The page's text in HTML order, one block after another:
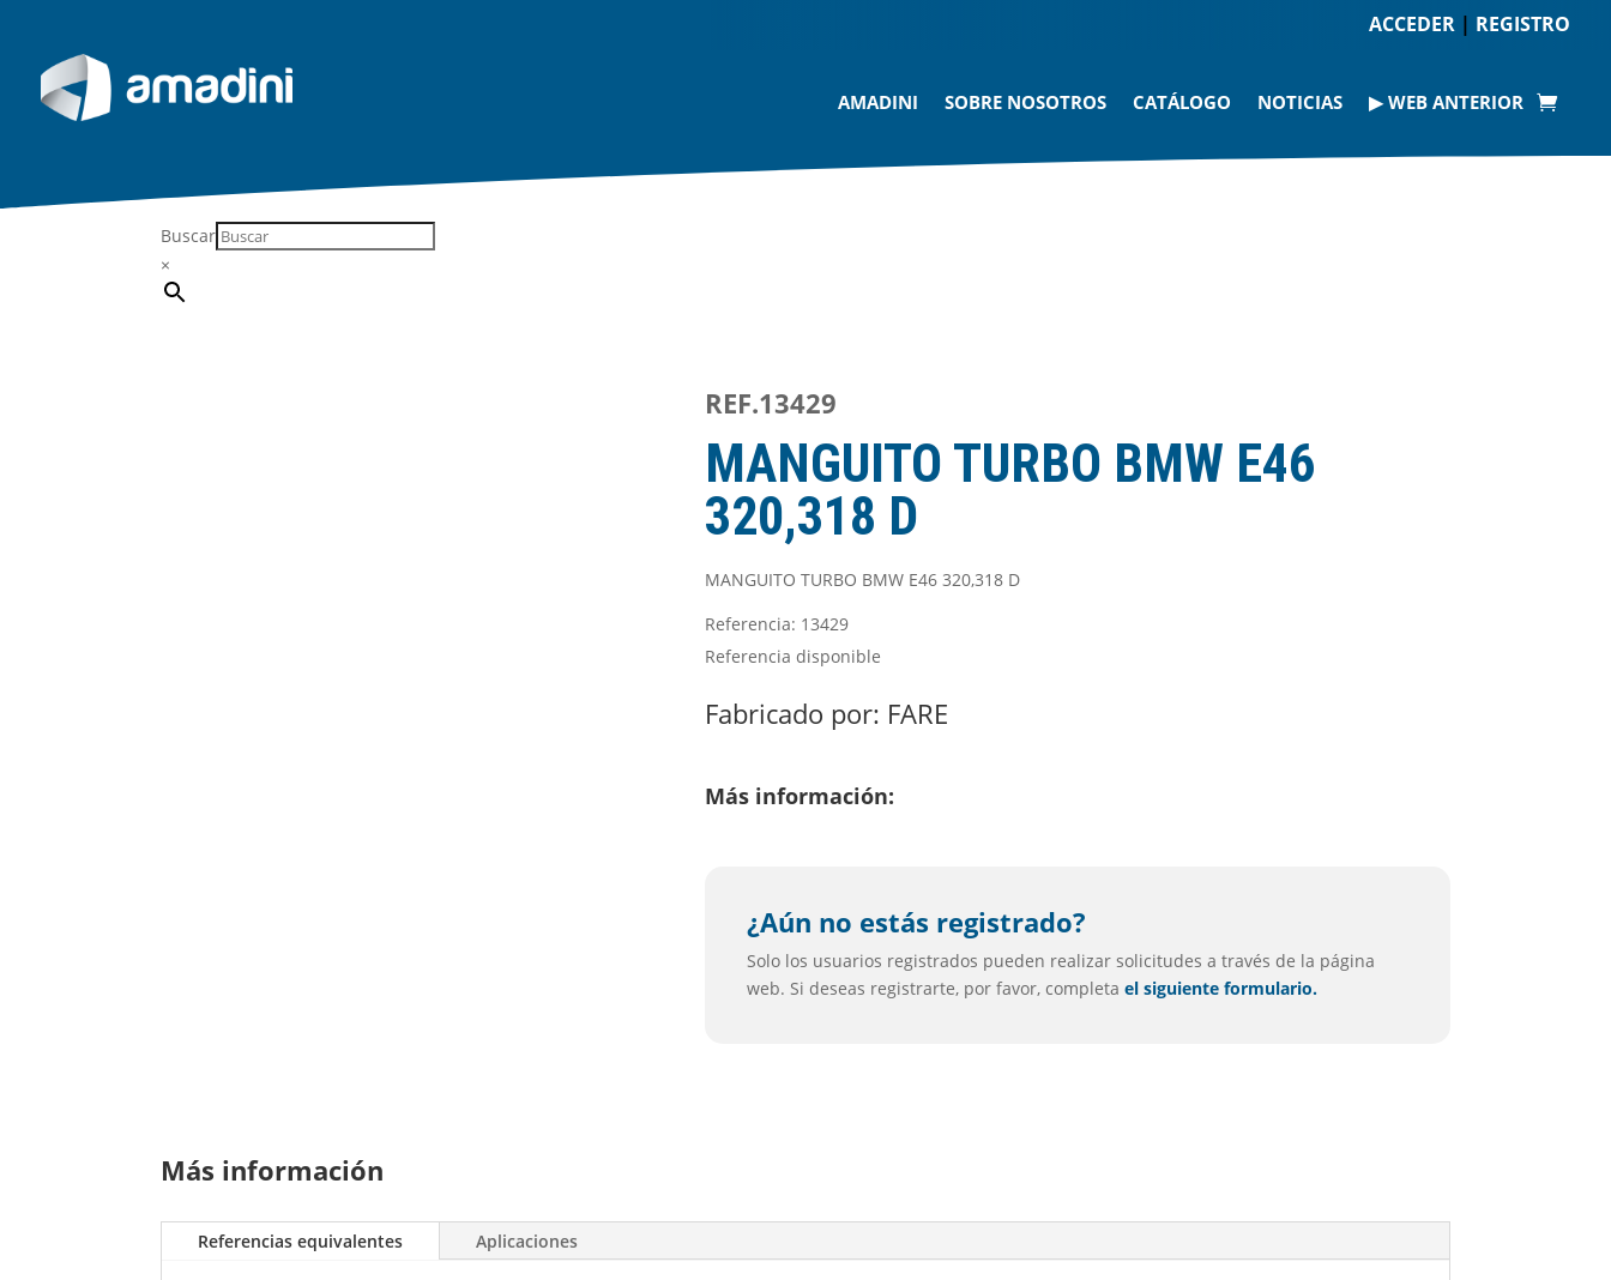
ACCEDER | REGISTRO
AMADINI SOBRE NOSOTROS CATÁLOGO NOTICIAS ▶ WEB ANTERIOR
Buscar
×
REF.13429
MANGUITO TURBO BMW E46
320,318 D
MANGUITO TURBO BMW E46 320,318 D
Referencia: 13429
Referencia disponible
Fabricado por: FARE
Más información:
¿Aún no estás registrado?
Solo los usuarios registrados pueden realizar solicitudes a través de la página
web. Si deseas registrarte, por favor, completael siguiente formulario.
Más información
Referencias equivalentes Aplicaciones